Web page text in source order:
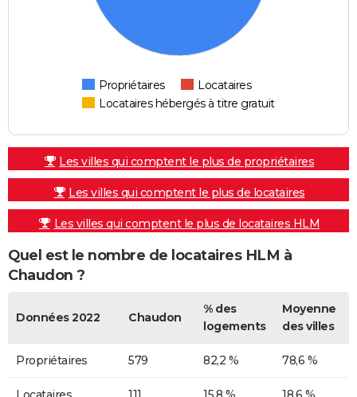
Propriétaires
Locataires
Locataires hébergés à titre gratuit
Les villes qui comptent le plus de propriétaires
Les villes qui comptent le plus de locataires
Les villes qui comptent le plus de locataires HLM
Quel est le nombre de locataires HLM à
Chaudon ?
Données 2022 Chaudon
% des
logements
Moyenne
des villes
Propriétaires 579 82,2 % 78,6 %